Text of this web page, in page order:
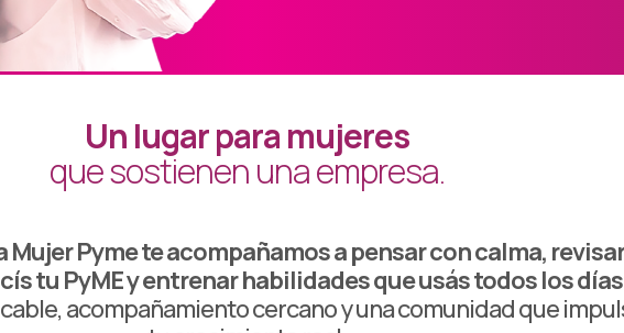
Un lugar para mujeres
que sostienen una empresa.
Mujer Pyme te acompañamos a pensar con calma, revisar
tu PyME y entrenar habilidades que usás todos los
acompañamiento cercano y una comunidad que